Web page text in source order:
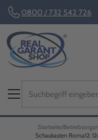
0800 / 732 542 726
Startseite
Schaukasten Roma12: